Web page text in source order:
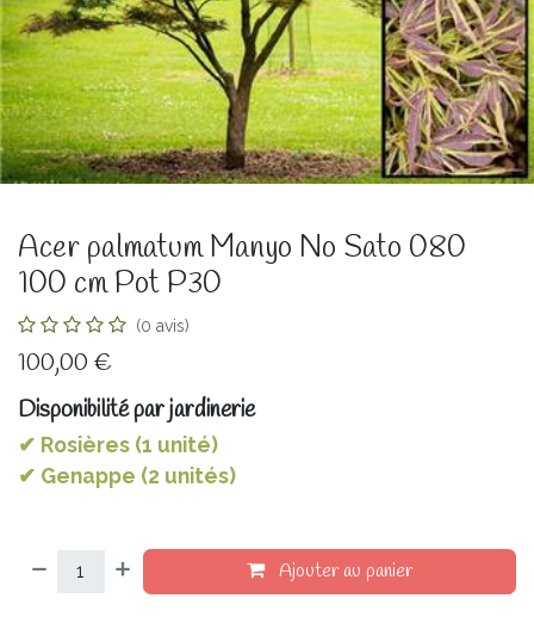
Acer palmatum Manyo No Sato 080
100 cm Pot P30
(0 avis)
100,00 €
Disponibilité par jardinerie
✔ Rosières (1 unité)
✔ Genappe (2 unités)
Ajouter au panier